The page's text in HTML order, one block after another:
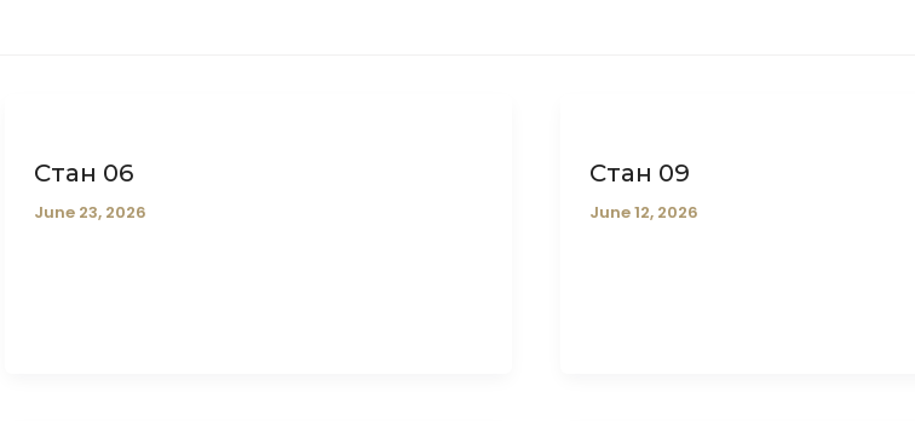
Стан 06
June 23, 2026
Стан 09
June 12, 2026